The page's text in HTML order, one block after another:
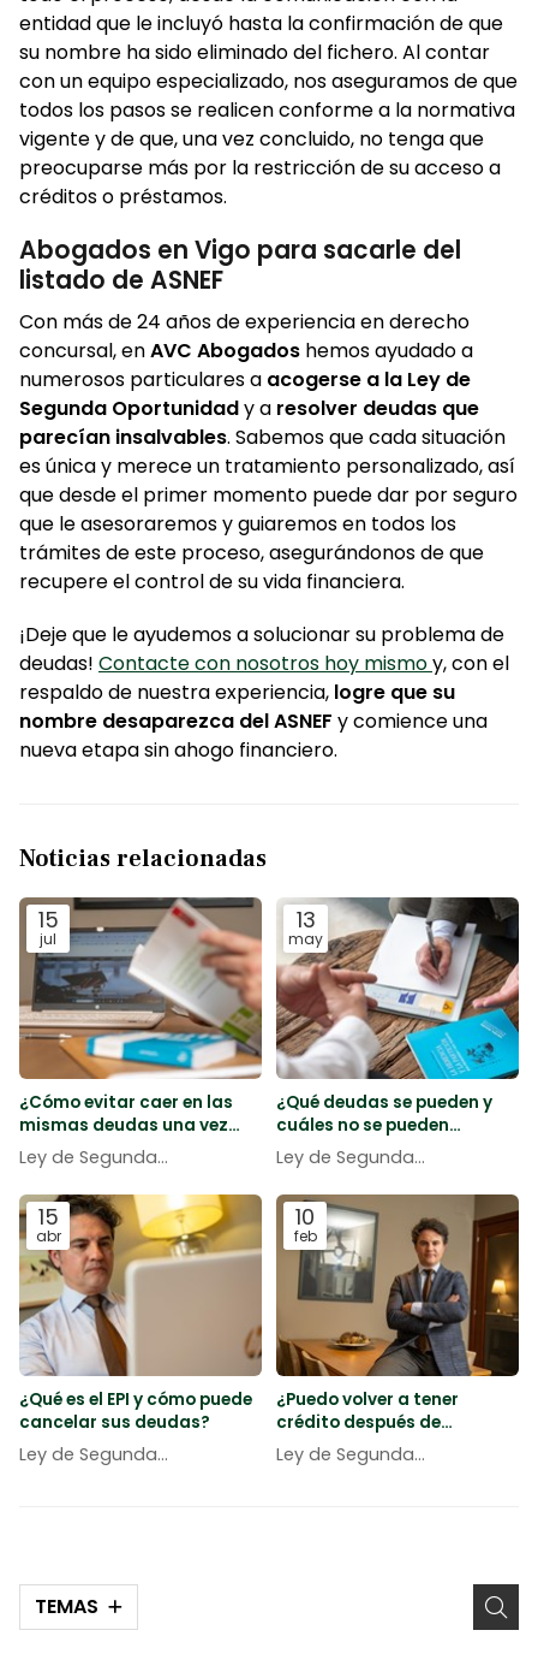
TEMAS
entidad que le incluyó hasta la confirmación de que
su nombre ha sido eliminado del fichero. Al contar
con un equipo especializado, nos aseguramos de que
todos los pasos se realicen conforme a la normativa
vigente y de que, una vez concluido, no tenga que
preocuparse más por la restricción de su acceso a
créditos o préstamos.
Abogados en Vigo para sacarle del
listado de ASNEF
Con más de 24 años de experiencia en derecho
concursal, enAVC Abogados hemos ayudado a
numerosos particulares a acogerse a la Ley de
Segunda Oportunidady a resolver deudas que
parecían insalvables. Sabemos que cada situación
es única y merece un tratamiento personalizado, así
que desde el primer momento puede dar por seguro
que le asesoraremos y guiaremos en todos los
trámites de este proceso, asegurándonos de que
recupere el control de su vida financiera.
¡Deje que le ayudemos a solucionar su problema de
deudas! Contacte con nosotros hoy mismoy, con el
respaldo de nuestra experiencia, logre que su
nombre desaparezca del ASNEF y comience una
nueva etapa sin ahogo financiero.
Noticias relacionadas
15
jul
¿Cómo evitar caer en las
mismas deudas una vez
obtenida la exoneración
con la Ley de la Segunda
Oportunidad?
Ley de Segunda
13
may
¿Qué deudas se pueden y
cuáles no se pueden
cancelar con la Ley de la
Segunda Oportunidad?
Ley de Segunda
15
abr
¿Qué es el EPI y cómo puede
cancelar sus deudas?
Ley de Segunda
10
feb
¿Puedo volver a tener
crédito después de
acogerme a la Ley de la
Segunda Oportunidad?
Ley de Segunda